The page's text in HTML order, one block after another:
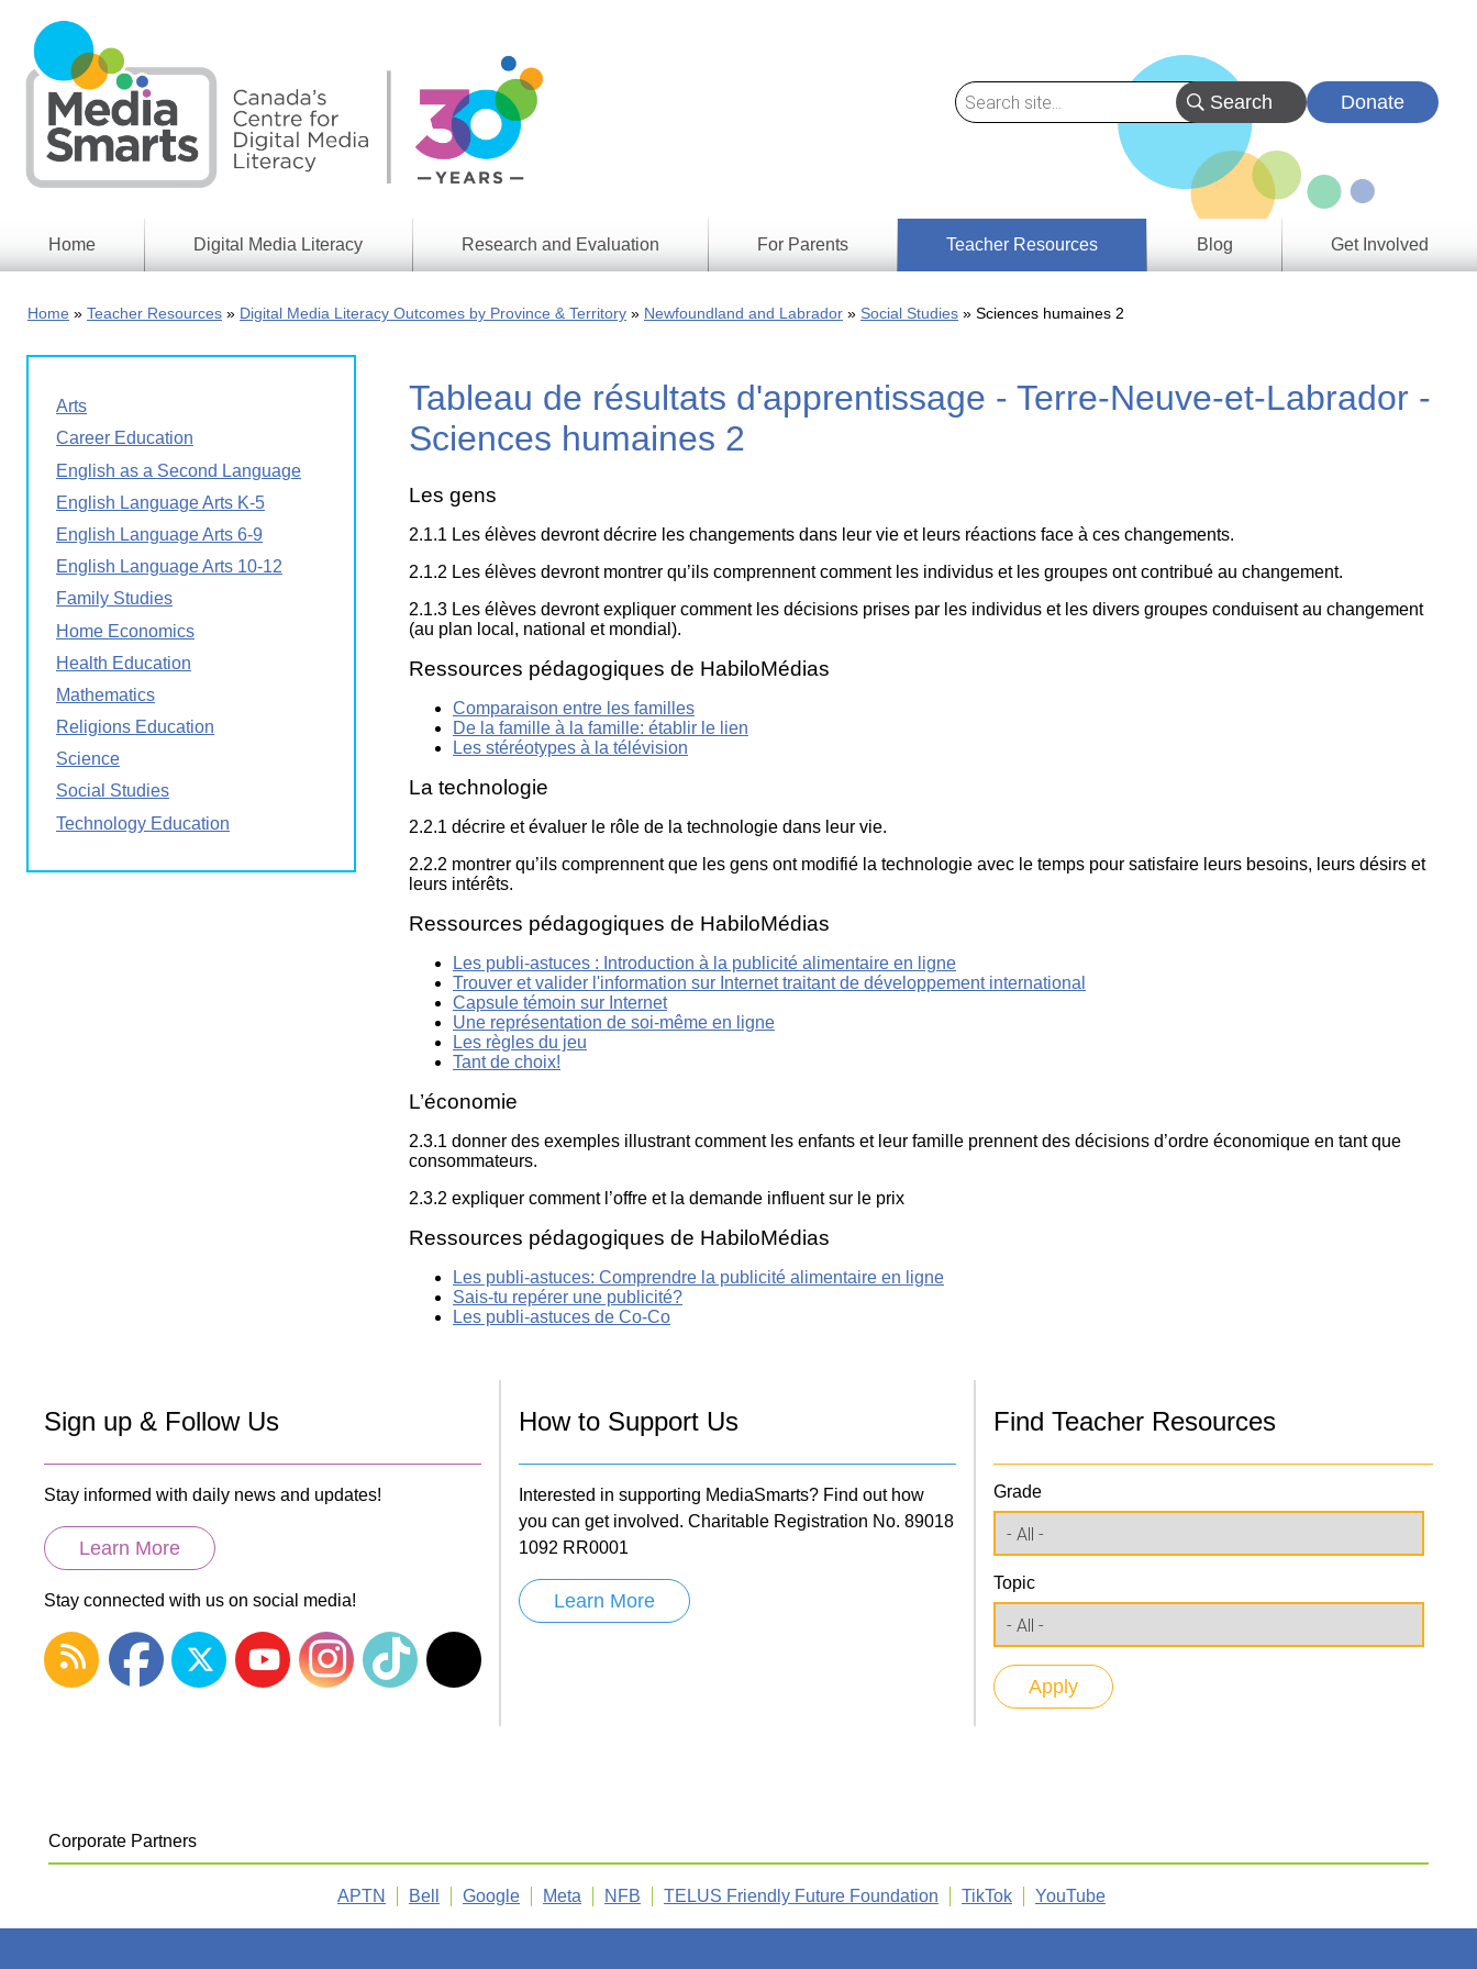
main
content
Donate
Home Digital Media Literacy
Information
Educational
Games
Media
Literacy
Week
Research and Evaluation
Approach
Research
Reports
Young
in a
Wireless
World
For Parents
Teacher Resources
Resources
Outcomes
by
Media
101
Digital
Literacy
Blog Get Involved
Home Teacher Resources Digital Media Literacy Outcomes by Province & Territory Newfoundland and Labrador Social Studies Sciences humaines 2
Tableau de résultats d'apprentissage - Terre-Neuve-et-Labrador -
Sciences humaines 2
Les gens
2.1.1 Les élèves devront décrire les changements dans leur vie et leurs réactions face à ces changements.
2.1.2 Les élèves devront montrer qu’ils comprennent comment les individus et les groupes ont contribué au changement.
2.1.3 Les élèves devront expliquer comment les décisions prises par les individus et les divers groupes conduisent au changement
(au plan local, national et mondial).
Ressources pédagogiques de HabiloMédias
Comparaison entre les familles
De la famille à la famille: établir le lien
Les stéréotypes à la télévision
La technologie
2.2.1 décrire et évaluer le rôle de la technologie dans leur vie.
2.2.2 montrer qu’ils comprennent que les gens ont modifié la technologie avec le temps pour satisfaire leurs besoins, leurs désirs et
leurs intérêts.
Ressources pédagogiques de HabiloMédias
Les publi-astuces : Introduction à la publicité alimentaire en ligne
Trouver et valider l'information sur Internet traitant de développement international
Capsule témoin sur Internet
Une représentation de soi-même en ligne
Les règles du jeu
Tant de choix!
L’économie
2.3.1 donner des exemples illustrant comment les enfants et leur famille prennent des décisions d’ordre économique en tant que
consommateurs.
2.3.2 expliquer comment l’offre et la demande influent sur le prix
Ressources pédagogiques de HabiloMédias
Les publi-astuces: Comprendre la publicité alimentaire en ligne
Sais-tu repérer une publicité?
Les publi-astuces de Co-Co
Arts
Career Education
English as a Second Language
English Language Arts K-5
English Language Arts 6-9
English Language Arts 10-12
Family Studies
Home Economics
Health Education
Mathematics
Religions Education
Science
Social Studies
Technology Education
Sign up & Follow Us
Stay informed with daily news and updates!
Learn More
Stay connected with us on social media!
How to Support Us
Interested in supporting MediaSmarts? Find out how
you can get involved. Charitable Registration No. 89018
1092 RR0001
Learn More
Find Teacher Resources
Grade
Topic
Corporate Partners
APTN Bell Google Meta NFB TELUS Friendly Future Foundation TikTok YouTube